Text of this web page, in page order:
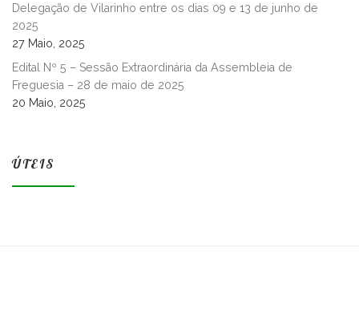
Delegação de Vilarinho entre os dias 09 e 13 de junho de
2025
27 Maio, 2025
Edital Nº 5 – Sessão Extraordinária da Assembleia de
Freguesia – 28 de maio de 2025
20 Maio, 2025
ÚTEIS